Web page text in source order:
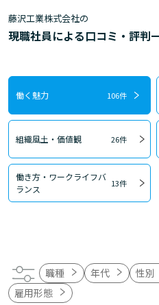
藤沢工業株式会社の
現職社員による口コミ・評判
働く魅力 106件
組織風土・価値観 26件
働き方・ワークライフバ
ランス
13件
職種 年代 性別
雇用形態